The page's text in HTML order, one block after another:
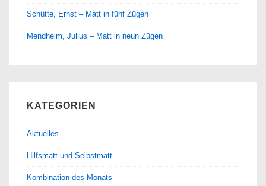
Schütte, Ernst – Matt in fünf Zügen
Mendheim, Julius – Matt in neun Zügen
KATEGORIEN
Aktuelles
Hilfsmatt und Selbstmatt
Kombination des Monats